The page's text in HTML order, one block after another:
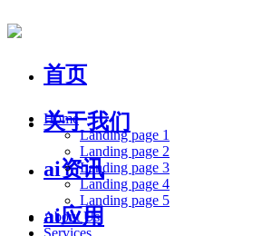
首页
关于我们
ai资讯
ai应用
Home
Landing page 1
Landing page 2
Landing page 3
Landing page 4
Landing page 5
About Us
Services